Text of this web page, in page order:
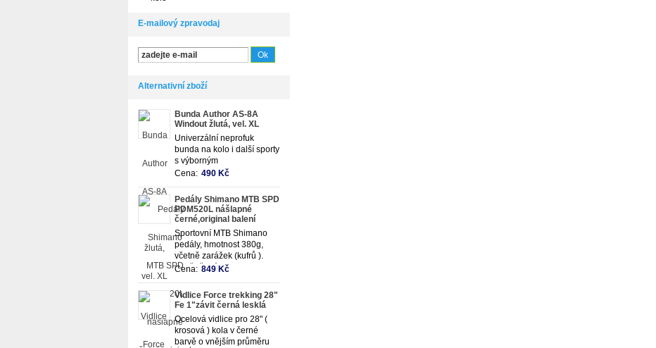
E-mailový zpravodaj
Alternativní zboží
Bunda Author AS-8A
Windout žlutá, vel. XL
Univerzální neprofuk
bunda na kolo i další sporty
s výborným
bočním odvětráním
Cena: 490 Kč
Pedály Shimano MTB SPD
PDM520L nášlapné
černé,original balení
Sportovní MTB Shimano
pedály, hmotnost 380g,
včetně zarážek (kufrů ).
Osvědčená kostrukce a
Cena: 849 Kč
Vidlice Force trekking 28"
Fe 1"závit černá lesklá
Ocelová vidlice pro 28" (
krosová ) kola v černé
barvě o vnějším průměru